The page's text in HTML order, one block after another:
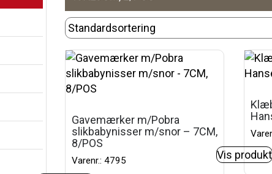
Gavemærker m/Pobra
slikbabynisser m/snor – 7CM,
8/POS
Varenr.: 4795 Vis produkt